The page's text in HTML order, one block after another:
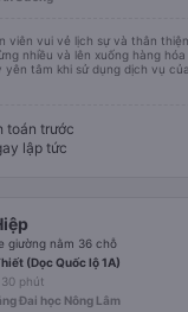
viên vui vẻ lịch sự và thân
nhiều và lên xuống hàng
tâm khi sử dụng dịch vụ
thân sử dụng dịch vụ của
toán trước
lập tức
giường nằm 36 chỗ
(Dọc Quốc lộ 1A)
phút
Đai học Nông Lâm